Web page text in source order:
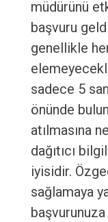
müdürünü
başvuru
genellikle
sadece 5
önünde
atılmasına
dağıtıcı
iyisidir.
sağlamaya